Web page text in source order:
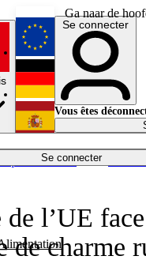
Ga naar de
Se connecter
Économie
English
Deutsch
Español
Se connecter
Vous êtes
l’UE
de charme